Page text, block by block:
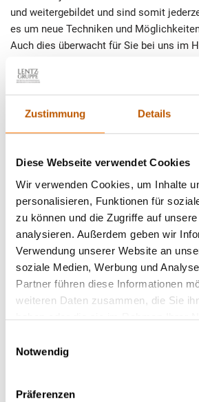
Zustimmung Details
Diese Webseite verwendet Cookies
Wir verwenden Cookies, um Inhalte
personalisieren, Funktionen für
zu können und die Zugriffe auf
analysieren. Außerdem geben wir
Verwendung unserer Website an
soziale Medien, Werbung und
Partner führen diese Informationen
weiteren Daten zusammen, die Sie
haben oder die sie im Rahmen Ihrer
Notwendig
Präferenzen
und weitergebildet und sind somit
es um neue Techniken und
Auch dies überwacht für Sie bei uns im
deutsches Unternehmen
verfügt die
gültige Zertifizierung nachDIN EN ISO
dass die konsequente Einhaltung
Qualitätsstandards auch in diesem
jederzeit gewährleistet ist und
für den Bereich Lauschabwehr und
Experten ihren Auftrag einer
einer Abhörschutzmaßnahme in Viersen
von Industriespionage in Viersen
über das notwendige Know-How
das dafür erforderliche, professionelle
Ihre